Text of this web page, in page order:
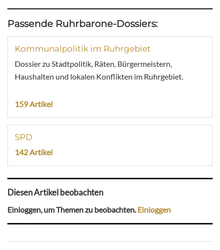
Passende Ruhrbarone-Dossiers:
Kommunalpolitik im Ruhrgebiet
Dossier zu Stadtpolitik, Räten, Bürgermeistern,
Haushalten und lokalen Konflikten im Ruhrgebiet.
159 Artikel
SPD
142 Artikel
Diesen Artikel beobachten
Einloggen, um Themen zu beobachten.Einloggen